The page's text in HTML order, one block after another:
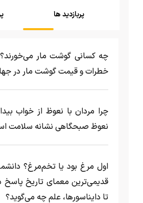
پربازدید ها
چه کسانی گوشت مار
خطرات و قیمت گوشت مار در
چرا مردان با نعوظ از خواب
نعوظ صبحگاهی نشانه سلامت
اول مرغ بود یا تخم‌مرغ؟
قدیمی‌ترین معمای تاریخ پاسخ
تا دایناسورها، علم چه می‌گوید؟